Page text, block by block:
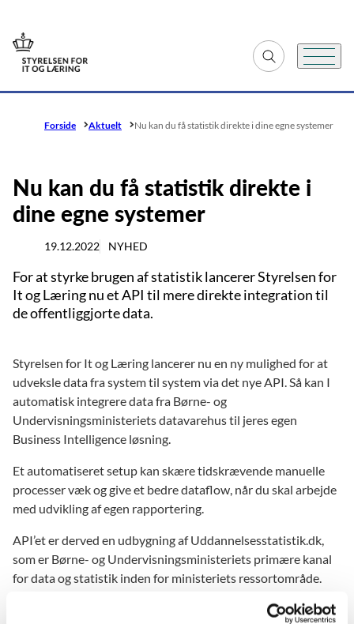
Gå til forsiden Fold søgefelt ud
Menu
Forside Aktuelt Nu kan du få statistik direkte i dine egne systemer
Nu kan du få statistik direkte i
dine egne systemer
19.12.2022 NYHED
For at styrke brugen af statistik lancerer Styrelsen for
It og Læring nu et API til mere direkte integration til
de offentliggjorte data.
Styrelsen for It og Læring lancerer nu en ny mulighed for at
udveksle data fra system til system via det nye API. Så kan I
automatisk integrere data fra Børne- og
Undervisningsministeriets datavarehus til jeres egen
Business Intelligence løsning.
Et automatiseret setup kan skære tidskrævende manuelle
processer væk og give et bedre dataflow, når du skal arbejde
med udvikling af egen rapportering.
API’et er derved en udbygning af Uddannelsesstatistik.dk,
som er Børne- og Undervisningsministeriets primære kanal
for data og statistik inden for ministeriets ressortområde.
lang række områder relateret til undervisning - eksempelvis